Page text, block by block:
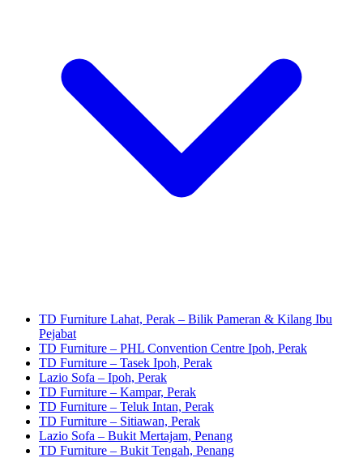
TD Furniture Lahat, Perak – Bilik Pameran & Kilang Ibu
Pejabat
TD Furniture – PHL Convention Centre Ipoh, Perak
TD Furniture – Tasek Ipoh, Perak
Lazio Sofa – Ipoh, Perak
TD Furniture – Kampar, Perak
TD Furniture – Teluk Intan, Perak
TD Furniture – Sitiawan, Perak
Lazio Sofa – Bukit Mertajam, Penang
TD Furniture – Bukit Tengah, Penang